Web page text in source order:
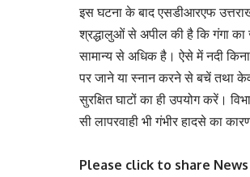
इस घटना के बाद एसडीआरएफ
श्रद्धालुओं से अपील की है कि गंगा का
सामान्य से अधिक है। ऐसे में नदी
पर जाने या स्नान करने से बचें तथा
सुरक्षित घाटों का ही उपयोग करें।
सी लापरवाही भी गंभीर हादसे का
Please click to share News